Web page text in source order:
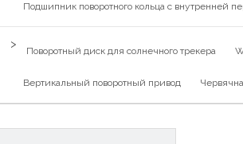
Подшипник поворотного кольца с внутренней
>
Поворотный диск для солнечного трекера
Вертикальный поворотный привод